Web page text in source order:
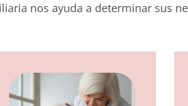
nos ayuda a determinar sus